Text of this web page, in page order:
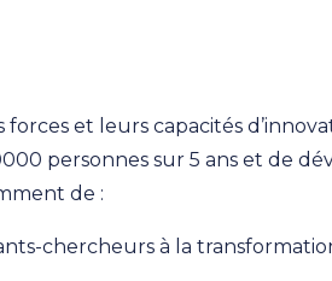
et leurs capacités
personnes sur 5 ans et de
de :
chercheurs à la